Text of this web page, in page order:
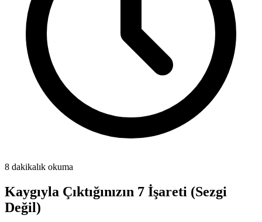
8 dakikalık okuma
Kaygıyla Çıktığınızın 7 İşareti (Sezgi
Değil)